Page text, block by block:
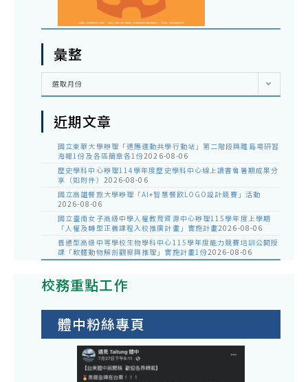
彙整
彙
選取月份
近期文章
國立東華大學辦理「適應運動共學行動站」第二階段與離島場研習
海報1份及各區簡章各1份2026-08-06
歷史學科中心辦理114學年度歷史學科中心線上讀書會暑期成果分
享（如附件） 2026-08-06
國立高雄餐旅大學辦理「AI+智慧餐飲LOGO設計競賽」活動
2026-08-06
國立臺南女子高級中學人權教育資源中心辦理115學年度上學期
「人權及轉型正義課程入校推廣計畫」實施計畫2026-08-06
普通型高級中等學校生物學科中心115學年度能力競賽培訓公開授
課「軟體動物解剖觀察與推理」實施計畫1份2026-08-06
校務重點工作
體中粉絲專頁